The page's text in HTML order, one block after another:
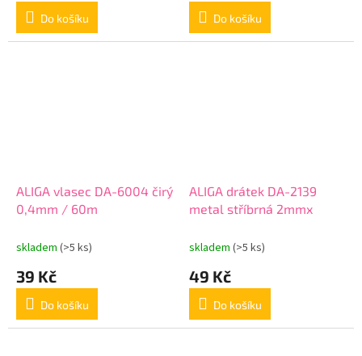
Do košíku Do košíku
ALIGA vlasec DA-6004 čirý
0,4mm / 60m
skladem (>5 ks)
39 Kč
Do košíku
ALIGA drátek DA-2139
metal stříbrná 2mmx
skladem (>5 ks)
49 Kč
Do košíku